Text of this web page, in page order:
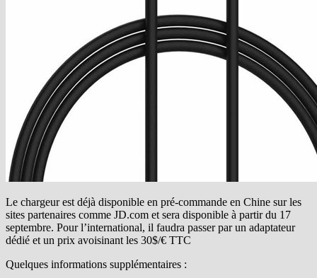
Le chargeur est déjà disponible en pré-commande en Chine sur les
sites partenaires comme JD.com et sera disponible à partir du 17
septembre. Pour l’international, il faudra passer par un adaptateur
dédié et un prix avoisinant les 30$/€ TTC
Quelques informations supplémentaires :